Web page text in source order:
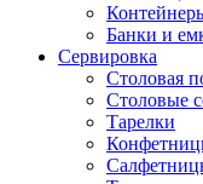
Банки и
Сервировка
Столовая
Столовые
Тарелки